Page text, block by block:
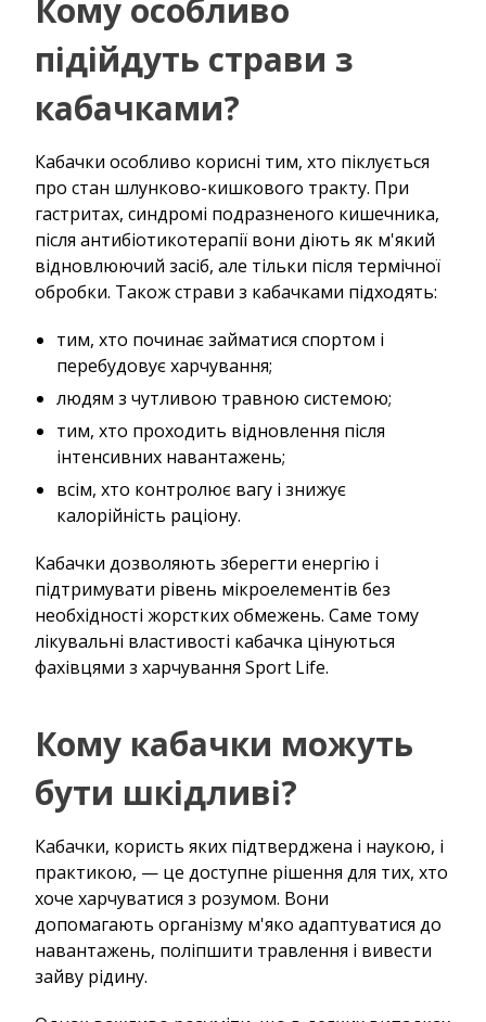
Кому особливо
підійдуть страви з
кабачками?
Кабачки особливо корисні тим, хто піклується
про стан шлунково-кишкового тракту. При
гастритах, синдромі подразненого кишечника,
після антибіотикотерапії вони діють як м'який
відновлюючий засіб, але тільки після термічної
обробки. Також страви з кабачками підходять:
тим, хто починає займатися спортом і
перебудовує харчування;
людям з чутливою травною системою;
тим, хто проходить відновлення після
інтенсивних навантажень;
всім, хто контролює вагу і знижує
калорійність раціону.
Кабачки дозволяють зберегти енергію і
підтримувати рівень мікроелементів без
необхідності жорстких обмежень. Саме тому
лікувальні властивості кабачка цінуються
фахівцями з харчування Sport Life.
Кому кабачки можуть
бути шкідливі?
Кабачки, користь яких підтверджена і наукою, і
практикою, — це доступне рішення для тих, хто
хоче харчуватися з розумом. Вони
допомагають організму м'яко адаптуватися до
навантажень, поліпшити травлення і вивести
зайву рідину.